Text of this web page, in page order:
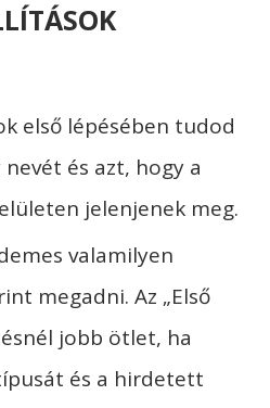
első lépésében tudod
és azt, hogy a
jelenjenek meg.
valamilyen
megadni. Az „Első
jobb ötlet, ha
és a hirdetett